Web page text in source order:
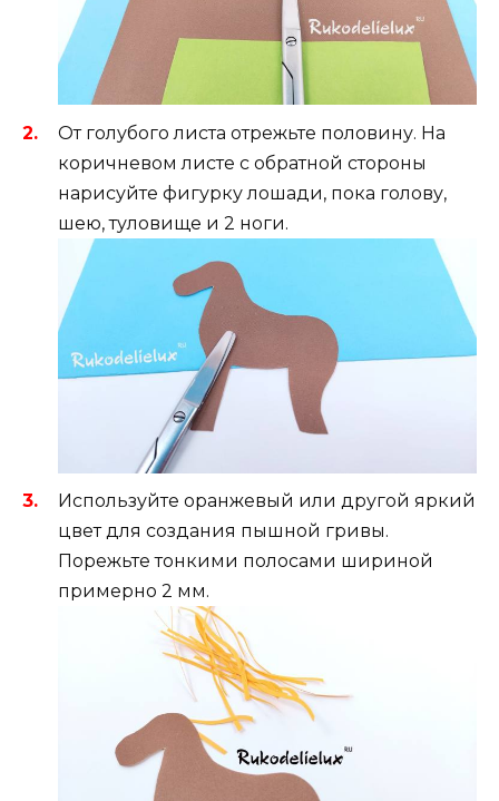
От голубого листа отрежьте половину. На
коричневом листе с обратной стороны
нарисуйте фигурку лошади, пока голову,
шею, туловище и 2 ноги.
Используйте оранжевый или другой яркий
цвет для создания пышной гривы.
Порежьте тонкими полосами шириной
примерно 2 мм.